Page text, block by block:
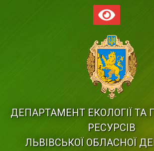
ДЕПАРТАМЕНТ ЕКОЛОГІЇ
РЕСУРСІВ
ЛЬВІВСЬКОЇ ОБЛАСНОЇ